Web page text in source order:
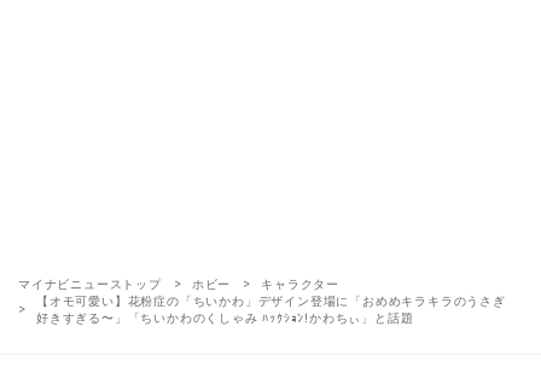
マイナビニューストップ ホビー
キャラクター
【オモ可愛い】花粉症の「ちいかわ」デザイン登場に「おめめキラキラのうさぎ
好きすぎる〜」「ちいかわのくしゃみ ﾊｯｸｼｮﾝ!かわちぃ」と話題